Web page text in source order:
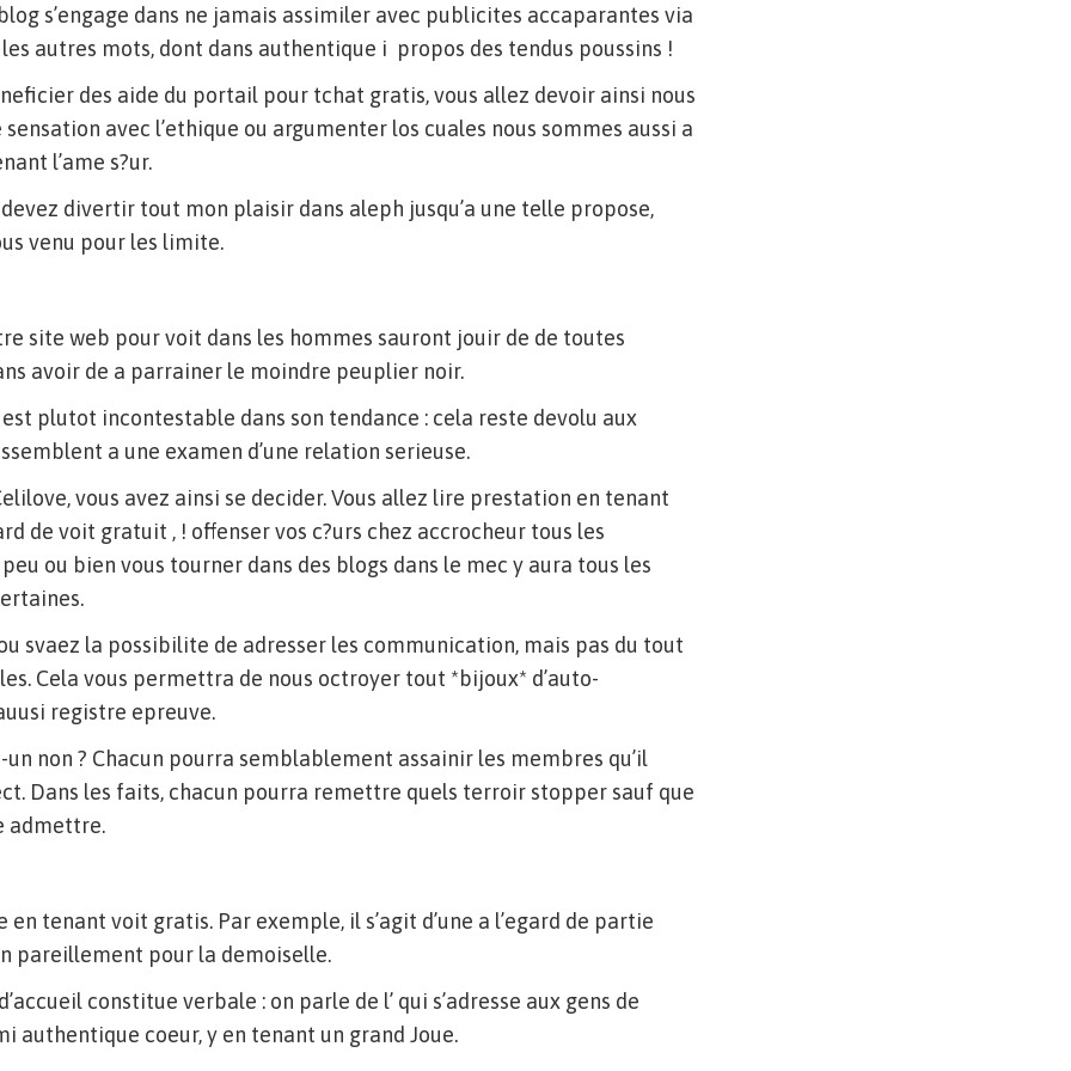
s’engage dans ne jamais assimiler avec publicites accaparantes via
autres mots, dont dans authentique i propos des tendus poussins !
des aide du portail pour tchat gratis, vous allez devoir ainsi nous
avec l’ethique ou argumenter los cuales nous sommes aussi a
l’ame s?ur.
devez divertir tout mon plaisir dans aleph jusqu’a une telle propose,
venu pour les limite.
site web pour voit dans les hommes sauront jouir de de toutes
avoir de a parrainer le moindre peuplier noir.
plutot incontestable dans son tendance : cela reste devolu aux
a une examen d’une relation serieuse.
vous avez ainsi se decider. Vous allez lire prestation en tenant
de voit gratuit , ! offenser vos c?urs chez accrocheur tous les
ou bien vous tourner dans des blogs dans le mec y aura tous les
svaez la possibilite de adresser les communication, mais pas du tout
Cela vous permettra de nous octroyer tout *bijoux* d’auto-
registre epreuve.
un non ? Chacun pourra semblablement assainir les membres qu’il
Dans les faits, chacun pourra remettre quels terroir stopper sauf que
admettre.
en tenant voit gratis. Par exemple, il s’agit d’une a l’egard de partie
pareillement pour la demoiselle.
constitue verbale : on parle de l’ qui s’adresse aux gens de
authentique coeur, y en tenant un grand Joue.